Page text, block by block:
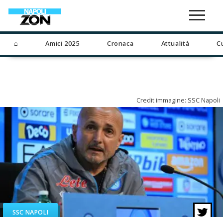
⌂ Amici 2025 Cronaca Attualità
Credit immagine: SSC Napoli
SSC NAPOLI